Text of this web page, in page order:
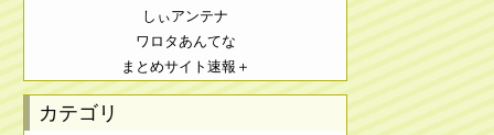
しぃアンテナ
ワロタあんてな
まとめサイト速報＋
カテゴリ